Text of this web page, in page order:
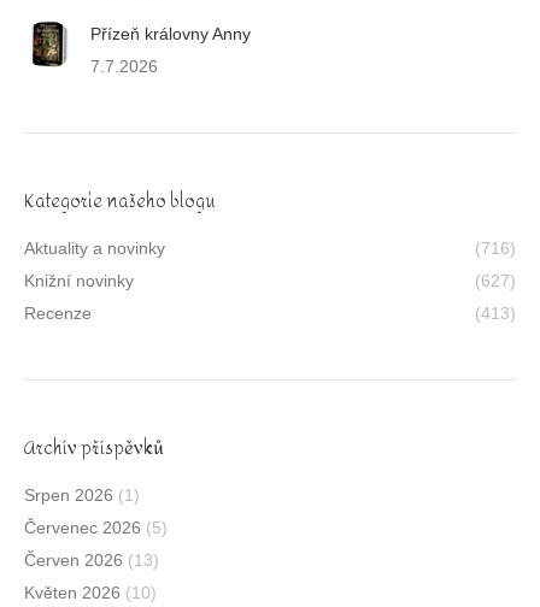
Přízeň královny Anny
7.7.2026
Kategorie našeho blogu
Aktuality a novinky
(716)
Knižní novinky
(627)
Recenze
(413)
Archív příspěvků
Srpen 2026 (1)
Červenec 2026 (5)
Červen 2026 (13)
Květen 2026 (10)